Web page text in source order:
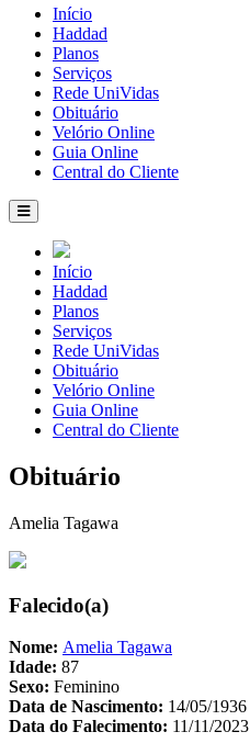
Início
Haddad
Planos
Serviços
Rede UniVidas
Obituário
Velório Online
Guia Online
Central do Cliente
Início
Haddad
Planos
Serviços
Rede UniVidas
Obituário
Velório Online
Guia Online
Central do Cliente
Obituário
Amelia Tagawa
Falecido(a)
Nome: Amelia Tagawa
Idade: 87
Sexo: Feminino
Data de Nascimento: 14/05/1936
Data do Falecimento: 11/11/2023